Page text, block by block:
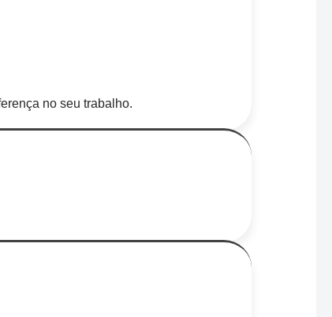
no seu trabalho.